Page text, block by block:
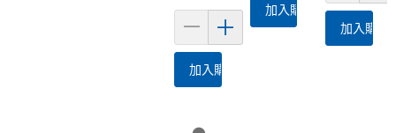
加入購物車
加入購物車
加入購物